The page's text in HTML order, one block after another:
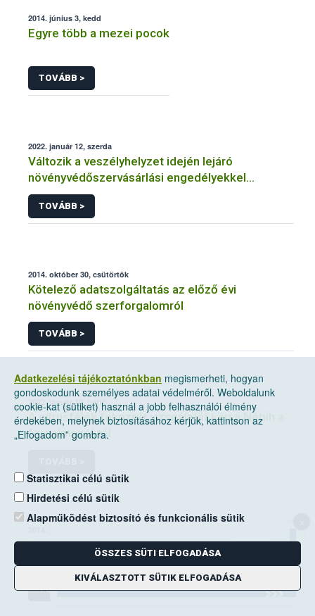
2014. június 3, kedd
Egyre több a mezei pocok
TOVÁBB >
2022. január 12, szerda
Változik a veszélyhelyzet idején lejáró
növényvédőszervásárlási engedélyekkel
kapcsolatos szabályozás
TOVÁBB >
2014. október 30, csütörtök
Kötelező adatszolgáltatás az előző évi
növényvédő szerforgalomról
TOVÁBB >
2022. január 10, hétfő
A citrusfélék fokozott vizsgálatát kéri a Nébih a
forgalmazóktól
A mezei pocok elleni védekezési kötelezettség
a földhasználók kiemelt feladata
TOVÁBB >
Adatkezelési tájékoztatónkban megismerheti, hogyan
gondoskodunk személyes adatai védelméről. Weboldalunk
cookie-kat (sütiket) használ a jobb felhasználói élmény
érdekében, melynek biztosításához kérjük, kattintson az
„Elfogadom” gombra.
Statisztikai célú sütik
Hirdetési célú sütik
Alapműködést biztosító és funkcionális sütik
ÖSSZES SÜTI ELFOGADÁSA
KIVÁLASZTOTT SÜTIK ELFOGADÁSA